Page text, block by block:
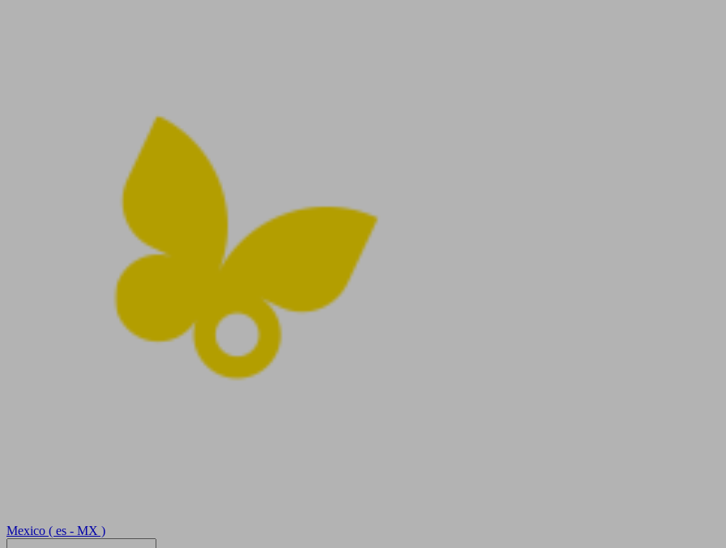
Mexico ( es - MX )